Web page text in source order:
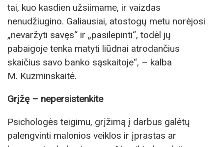
tai, kuo kasdien užsiimame, ir vaizdas
nenudžiugino. Galiausiai, atostogų metu norėjosi
„nevaržyti savęs“ ir „pasilepinti“, todėl jų
pabaigoje tenka matyti liūdnai atrodančius
skaičius savo banko sąskaitoje“, – kalba
M. Kuzminskaitė.
Grįžę – nepersistenkite
Psichologės teigimu, grįžimą į darbus galėtų
palengvinti malonios veiklos ir įprastas ar